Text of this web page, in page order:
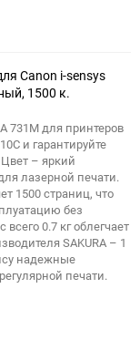
Canon i-sensys
1500 к.
731M для принтеров
и гарантируйте
– яркий
лазерной печати.
1500 страниц, что
без
0.7 кг облегчает
SAKURA – 1
надежные
печати.